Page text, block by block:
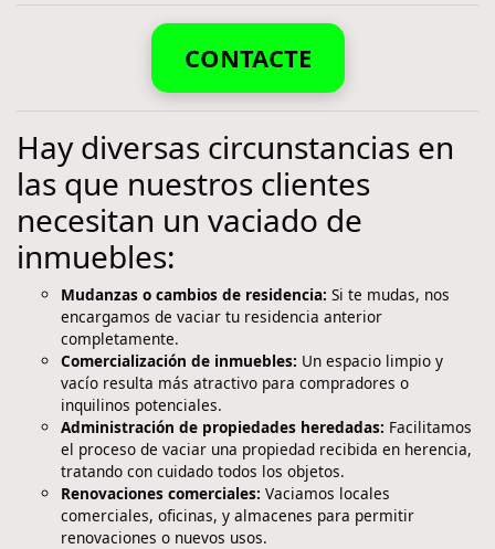
CONTACTE
Hay diversas circunstancias en
las que nuestros clientes
necesitan un vaciado de
inmuebles:
Mudanzas o cambios de residencia: Si te mudas, nos
encargamos de vaciar tu residencia anterior
completamente.
Comercialización de inmuebles: Un espacio limpio y
vacío resulta más atractivo para compradores o
inquilinos potenciales.
Administración de propiedades heredadas: Facilitamos
el proceso de vaciar una propiedad recibida en herencia,
tratando con cuidado todos los objetos.
Renovaciones comerciales: Vaciamos locales
comerciales, oficinas, y almacenes para permitir
renovaciones o nuevos usos.